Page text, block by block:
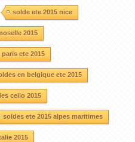
solde ete 2015 nice
2015
ete 2015
en belgique ete 2015
celio 2015
soldes ete 2015 alpes maritimes
2015